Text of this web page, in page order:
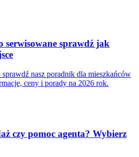
serwisowane sprawdź jak
nasz poradnik dla mieszkańców
ceny i porady na 2026 rok.
czy pomoc agenta? Wybierz